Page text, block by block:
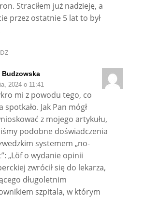
Straciłem już nadzieję, a
przez ostatnie 5 lat to był
Budzowska
2024 o 11:41
mi z powodu tego, co
spotkało. Jak Pan mógł
z mojego artykułu,
podobne doświadczenia
systemem „no-
„Löf o wydanie opinii
zwrócił się do lekarza,
długoletnim
szpitala, w którym